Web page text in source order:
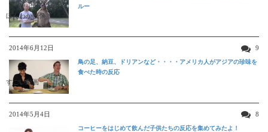
ほんわか映像
ルー
2014年6月12日 9
すごい動画
鳥の足、納豆、ドリアンなど・・・・アメリカ人がアジアの珍味を
食べた時の反応
2014年5月4日 8
コーヒーをはじめて飲んだ子供たちの反応を集めてみたよ！